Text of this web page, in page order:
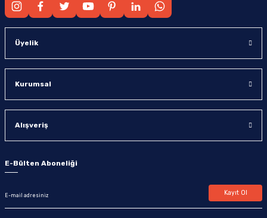
Üyelik
Kurumsal
Alışveriş
E-Bülten Aboneliği
Kayıt Ol